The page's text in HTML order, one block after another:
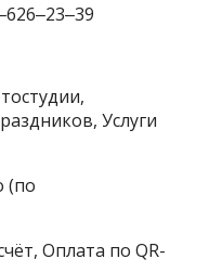
Услуги
(по
Оплата по QR-